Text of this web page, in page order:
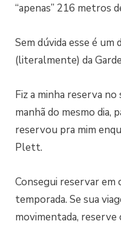
“apenas” 216 metros
Sem dúvida esse é um
(literalmente) da
Fiz a minha reserva no
manhã do mesmo dia,
reservou pra mim
Plett.
Consegui reservar em
temporada. Se sua
movimentada, reserve